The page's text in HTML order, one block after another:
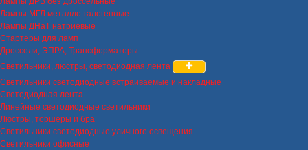
Лампы МГЛ металло-галогенные
Лампы ДНаТ натриевые
Стартеры для ламп
Дроссели, ЭПРА, Трансформаторы
Светильники, люстры, светодиодная лента
Светильники светодиодные встраиваемые и накладные
Светодиодная лента
Линейные светодиодные светильники
Люстры, торшеры и бра
Светильники светодиодные уличного освещения
Светильники офисные